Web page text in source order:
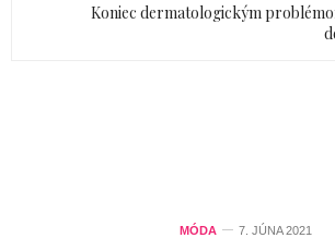
Koniec dermatologickým
MÓDA 7. JÚNA 2021